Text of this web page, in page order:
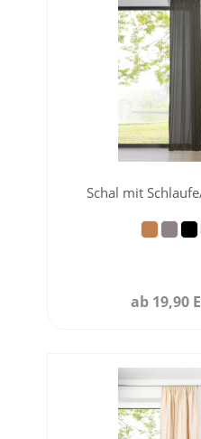
Schal mit
ab 19,90